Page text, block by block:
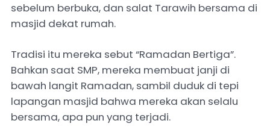
sebelum berbuka, dan salat Tarawih bersama di
masjid dekat rumah.
Tradisi itu mereka sebut “Ramadan Bertiga”.
Bahkan saat SMP, mereka membuat janji di
bawah langit Ramadan, sambil duduk di tepi
lapangan masjid bahwa mereka akan selalu
bersama, apa pun yang terjadi.